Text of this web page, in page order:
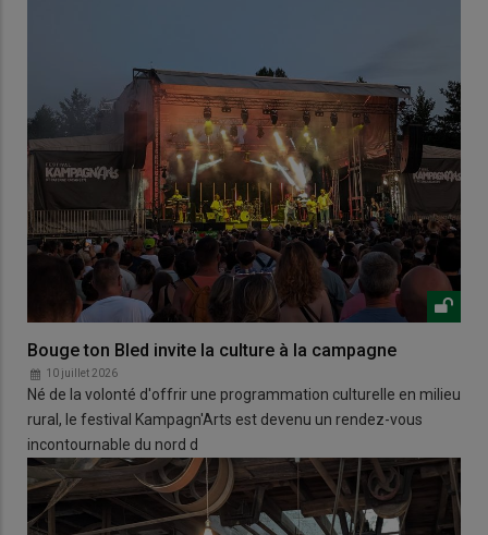
Bouge ton Bled invite la culture à la campagne
10 juillet 2026
Né de la volonté d'offrir une programmation culturelle en milieu
rural, le festival Kampagn'Arts est devenu un rendez-vous
incontournable du nord d